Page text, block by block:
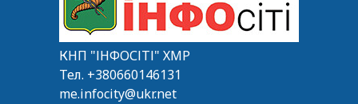
КНП "ІНФОСІТІ" ХМР
Тел. +380660146131
me.infocity@ukr.net